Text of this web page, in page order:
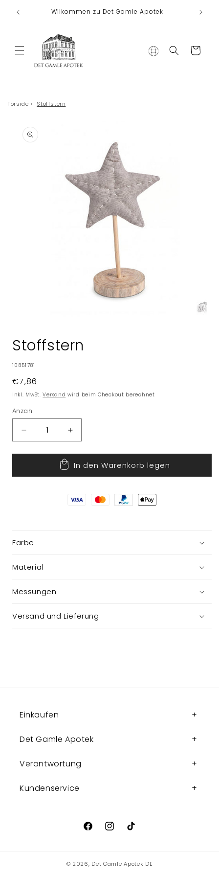
Inhalt
Wilkommen zu Det Gamle Apotek
Warenkorb
Forside › Stoffstern
Modal
öffnen
Stoffstern
SKU:
10851781
Normaler
Preis
€7,86
Inkl. MwSt.Versand wird beim Checkout berechnet
Anzahl
Verringere
die
Menge
Stoffstern
Erhöhe
die
Menge
für
Stoffstern
In den Warenkorb legen
Farbe
Material
Messungen
Versand und Lieferung
Einkaufen
Det Gamle Apotek
Verantwortung
Kundenservice
FacebookInstagram
TikTok
© 2026, Det Gamle Apotek DE